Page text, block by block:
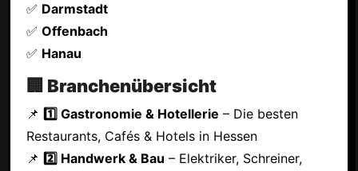
✅ Darmstadt
✅ Offenbach
✅ Hanau
🏢 Branchenübersicht
📌 1️⃣ Gastronomie & Hotellerie – Die besten
Restaurants, Cafés & Hotels in Hessen
📌 2️⃣ Handwerk & Bau – Elektriker, Schreiner,